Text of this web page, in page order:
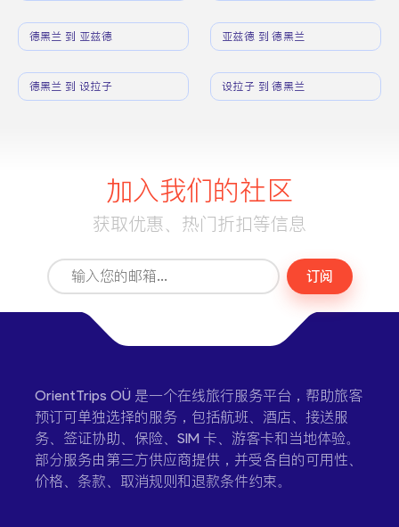
德黑兰 到 亚兹德 亚兹德 到 德黑兰
德黑兰 到 设拉子 设拉子 到 德黑兰
加入我们的社区
获取优惠、热门折扣等信息
订阅
OrientTrips OÜ 是一个在线旅行服务平台，帮助旅客
预订可单独选择的服务，包括航班、酒店、接送服
务、签证协助、保险、SIM 卡、游客卡和当地体验。
部分服务由第三方供应商提供，并受各自的可用性、
价格、条款、取消规则和退款条件约束。